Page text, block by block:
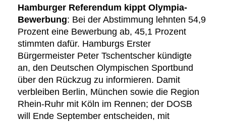
Hamburger Referendum kippt Olympia-
Bewerbung: Bei der Abstimmung lehnten 54,9
Prozent eine Bewerbung ab, 45,1 Prozent
stimmten dafür. Hamburgs Erster
Bürgermeister Peter Tschentscher kündigte
an, den Deutschen Olympischen Sportbund
über den Rückzug zu informieren. Damit
verbleiben Berlin, München sowie die Region
Rhein-Ruhr mit Köln im Rennen; der DOSB
will Ende September entscheiden, mit